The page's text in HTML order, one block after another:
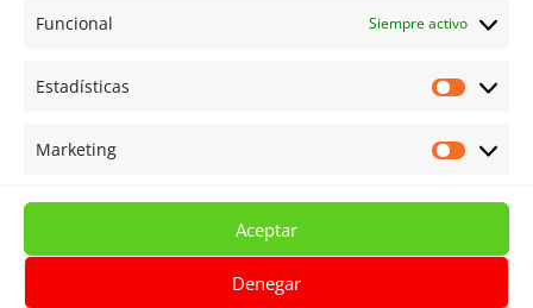
Funcional Siempre activo
Estadísticas
Marketing
Aceptar
Denegar
Política de Cookies
Términos y Condiciones
Carrito
Tienda